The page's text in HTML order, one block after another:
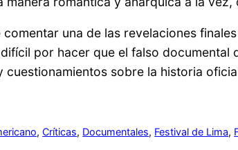
comentar una de las revelaciones
por hacer que el falso
cuestionamientos sobre la historia
, Críticas, Documentales, Festival de Lima,